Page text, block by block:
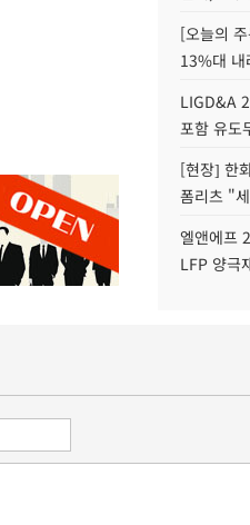
[오늘의
13%대 내
LIGD&A
포함 유도
[현장] 한
폼리츠 "
엘앤에프
LFP 양극